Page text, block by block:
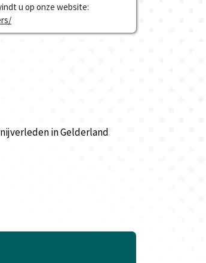
u op onze website:
in Gelderland